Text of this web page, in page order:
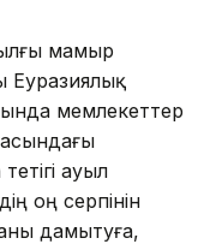
мамыр
Еуразиялық
мемлекеттер
ауыл
оң серпінін
дамытуға,